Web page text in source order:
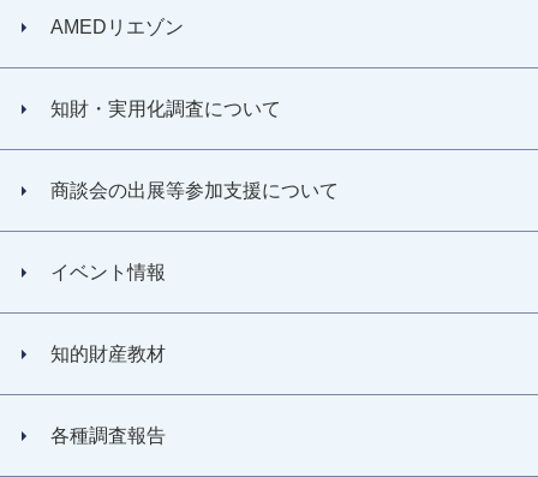
AMEDリエゾン
知財・実用化調査について
商談会の出展等参加支援について
イベント情報
知的財産教材
各種調査報告